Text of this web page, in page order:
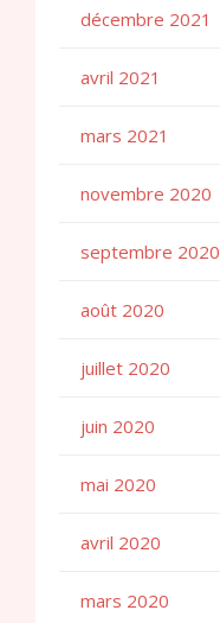
décembre 2021
avril 2021
mars 2021
novembre 2020
septembre 2020
août 2020
juillet 2020
juin 2020
mai 2020
avril 2020
mars 2020